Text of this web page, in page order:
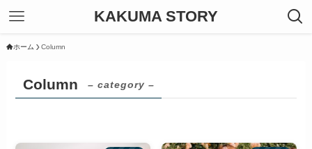
KAKUMA STORY
ホーム Column
Column – category –